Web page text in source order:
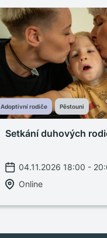
Adoptivní rodiče Pěstouni
Setkání duhových
04.11.2026 18:00 -
Online